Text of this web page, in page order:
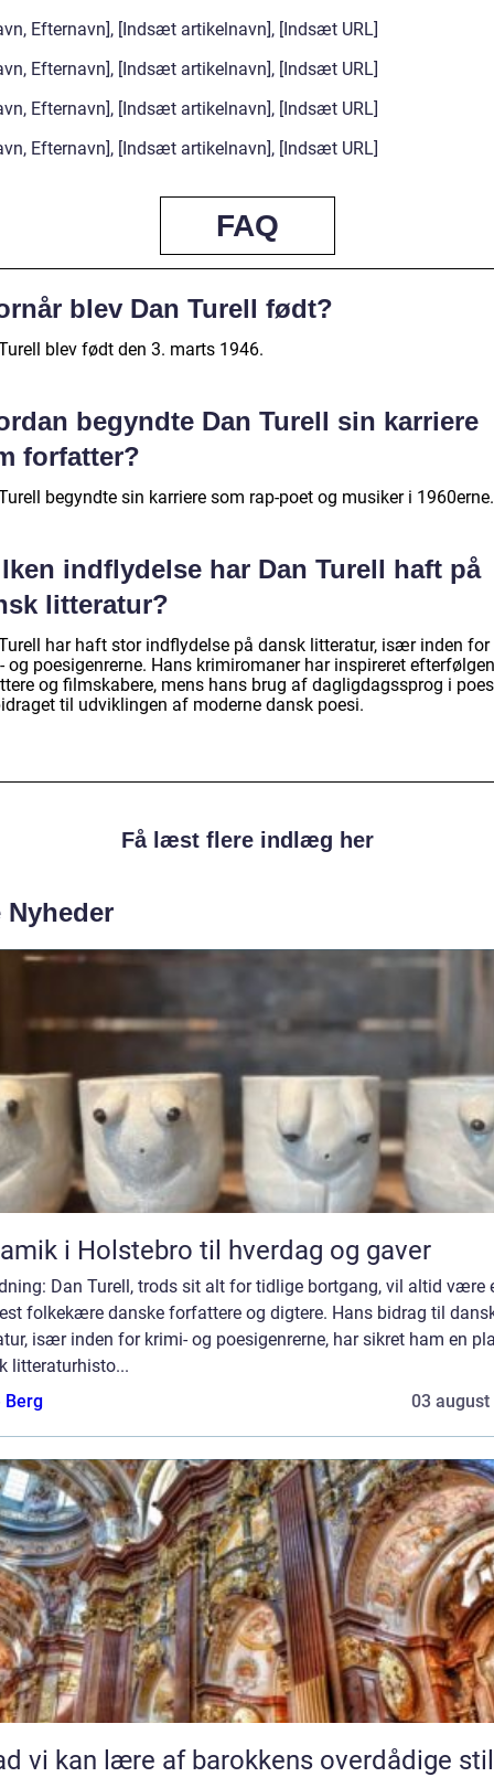
Efternavn], [Indsæt artikelnavn], [Indsæt URL]
Efternavn], [Indsæt artikelnavn], [Indsæt URL]
Efternavn], [Indsæt artikelnavn], [Indsæt URL]
Efternavn], [Indsæt artikelnavn], [Indsæt URL]
FAQ
blev Dan Turell født?
blev født den 3. marts 1946.
begyndte Dan Turell sin karriere
forfatter?
begyndte sin karriere som rap-poet og musiker i 1960erne.
indflydelse har Dan Turell haft på
litteratur?
har haft stor indflydelse på dansk litteratur, især inden for
og poesigenrerne. Hans krimiromaner har inspireret
og filmskabere, mens hans brug af dagligdagssprog i
til udviklingen af moderne dansk poesi.
Få læst flere indlæg her
Nyheder
i Holstebro til hverdag og gaver
Dan Turell, trods sit alt for tidlige bortgang, vil altid være
folkekære danske forfattere og digtere. Hans bidrag til
især inden for krimi- og poesigenrerne, har sikret ham en
litteraturhisto...
Berg
03 august
vi kan lære af barokkens overdådige stil